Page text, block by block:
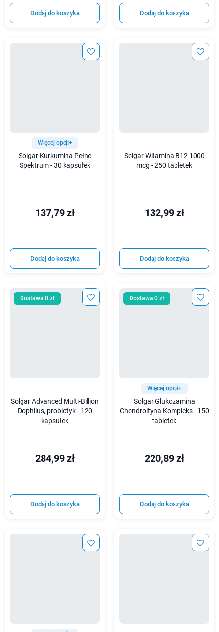
Dodaj do koszyka Dodaj do koszyka
Więcej opcji+
Solgar Kurkumina Pełne
Spektrum - 30 kapsułek
137,79 zł
Dodaj do koszyka
Solgar Witamina B12 1000
mcg - 250 tabletek
132,99 zł
Dodaj do koszyka
Dostawa 0 zł
Solgar Advanced Multi-Billion
Dophilus, probiotyk - 120
kapsułek
284,99 zł
Dodaj do koszyka
Dostawa 0 zł
Więcej opcji+
Solgar Glukozamina
Chondroityna Kompleks - 150
tabletek
220,89 zł
Dodaj do koszyka